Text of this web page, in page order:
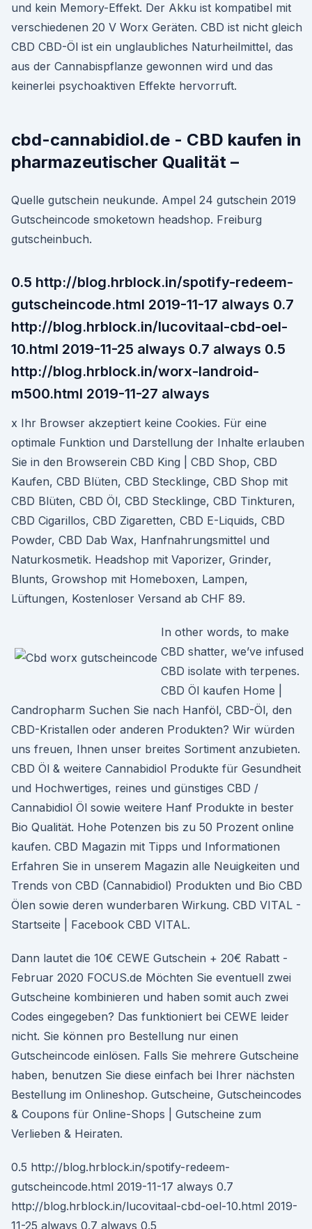
und kein Memory-Effekt. Der Akku ist kompatibel mit
verschiedenen 20 V Worx Geräten. CBD ist nicht gleich
CBD CBD-Öl ist ein unglaubliches Naturheilmittel, das
aus der Cannabispflanze gewonnen wird und das
keinerlei psychoaktiven Effekte hervorruft.
cbd-cannabidiol.de - CBD kaufen in
pharmazeutischer Qualität –
Quelle gutschein neukunde. Ampel 24 gutschein 2019
Gutscheincode smoketown headshop. Freiburg
gutscheinbuch.
0.5 http://blog.hrblock.in/spotify-redeem-
gutscheincode.html 2019-11-17 always 0.7
http://blog.hrblock.in/lucovitaal-cbd-oel-
10.html 2019-11-25 always 0.7 always 0.5
http://blog.hrblock.in/worx-landroid-
m500.html 2019-11-27 always
x Ihr Browser akzeptiert keine Cookies. Für eine
optimale Funktion und Darstellung der Inhalte erlauben
Sie in den Browserein CBD King | CBD Shop, CBD
Kaufen, CBD Blüten, CBD Stecklinge, CBD Shop mit
CBD Blüten, CBD Öl, CBD Stecklinge, CBD Tinkturen,
CBD Cigarillos, CBD Zigaretten, CBD E-Liquids, CBD
Powder, CBD Dab Wax, Hanfnahrungsmittel und
Naturkosmetik. Headshop mit Vaporizer, Grinder,
Blunts, Growshop mit Homeboxen, Lampen,
Lüftungen, Kostenloser Versand ab CHF 89.
In other words, to make
CBD shatter, we’ve infused
CBD isolate with terpenes.
CBD Öl kaufen Home |
Candropharm Suchen Sie nach Hanföl, CBD-Öl, den
CBD-Kristallen oder anderen Produkten? Wir würden
uns freuen, Ihnen unser breites Sortiment anzubieten.
CBD Öl & weitere Cannabidiol Produkte für Gesundheit
und Hochwertiges, reines und günstiges CBD /
Cannabidiol Öl sowie weitere Hanf Produkte in bester
Bio Qualität. Hohe Potenzen bis zu 50 Prozent online
kaufen. CBD Magazin mit Tipps und Informationen
Erfahren Sie in unserem Magazin alle Neuigkeiten und
Trends von CBD (Cannabidiol) Produkten und Bio CBD
Ölen sowie deren wunderbaren Wirkung. CBD VITAL -
Startseite | Facebook CBD VITAL.
Dann lautet die 10€ CEWE Gutschein + 20€ Rabatt -
Februar 2020 FOCUS.de Möchten Sie eventuell zwei
Gutscheine kombinieren und haben somit auch zwei
Codes eingegeben? Das funktioniert bei CEWE leider
nicht. Sie können pro Bestellung nur einen
Gutscheincode einlösen. Falls Sie mehrere Gutscheine
haben, benutzen Sie diese einfach bei Ihrer nächsten
Bestellung im Onlineshop. Gutscheine, Gutscheincodes
& Coupons für Online-Shops | Gutscheine zum
Verlieben & Heiraten.
0.5 http://blog.hrblock.in/spotify-redeem-
gutscheincode.html 2019-11-17 always 0.7
http://blog.hrblock.in/lucovitaal-cbd-oel-10.html 2019-
11-25 always 0.7 always 0.5